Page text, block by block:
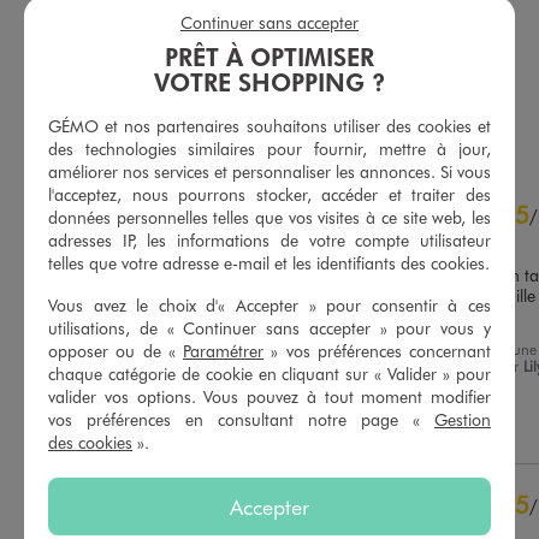
-50% sur le 2ème produit d'été
4.5/5 de moyenne
(24 avis)
AJOUTER AU PANIER
-50% sur le 2ème produit d'été
5/5 de moyenne
AJOUTER AU PANIER
5/5
Basé sur17
avis soumis à un
contrôle
Voir tous les avis sur ce site
5étoiles
17
4étoiles
étoiles
0
1
5/
Avis vérifié et récompensé
Pantalon en coton très bien
élastique pour ajuster la
l’intérieur
Avis du03/08/2026 , suite à une
expérience du 21/07/2026 par
P.
Utile(0) Signaler
5/
Avis vérifié et récompensé
PRÊT À OPTIMISER
VOTRE SHOPPING ?
GÉMO et nos partenaires souhaitons utiliser des cookies et
des technologies similaires pour fournir, mettre à jour,
améliorer nos services et personnaliser les annonces. Si vous
l'acceptez, nous pourrons stocker, accéder et traiter des
données personnelles telles que vos visites à ce site web, les
adresses IP, les informations de votre compte utilisateur
telles que votre adresse e-mail et les identifiants des cookies.
Vous avez le choix d'« Accepter » pour consentir à ces
utilisations, de « Continuer sans accepter » pour vous y
opposer ou de « Paramétrer » vos préférences concernant
chaque catégorie de cookie en cliquant sur « Valider » pour
valider vos options. Vous pouvez à tout moment modifier
vos préférences en consultant notre page « Gestion
des cookies ».
Accepter
Continuer sans accepter